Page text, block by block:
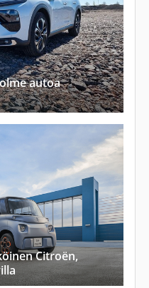
autoa
Citroën,